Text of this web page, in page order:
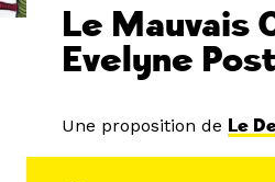
Le Mauvais
Evelyne
Une proposition de Le